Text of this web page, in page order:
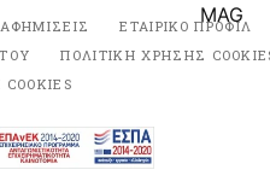
ΕΤΑΙΡΙΚΟ ΠΡΟΦΙΛ
ΠΟΛΙΤΙΚΗ ΧΡΗΣΗΣ